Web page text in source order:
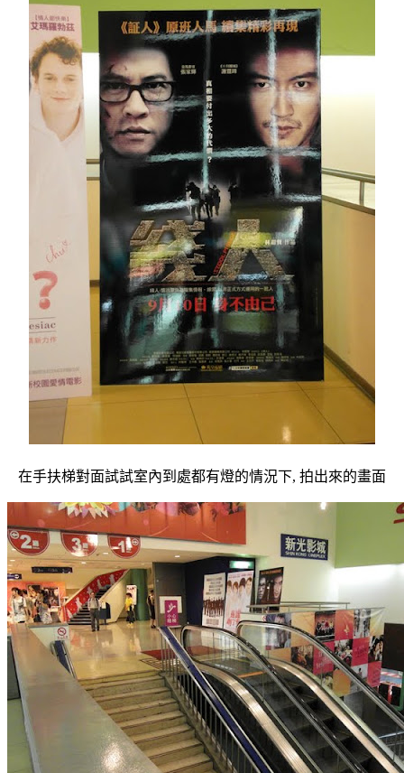
在手扶梯對面試試室內到處都有燈的情況下, 拍出來的畫面